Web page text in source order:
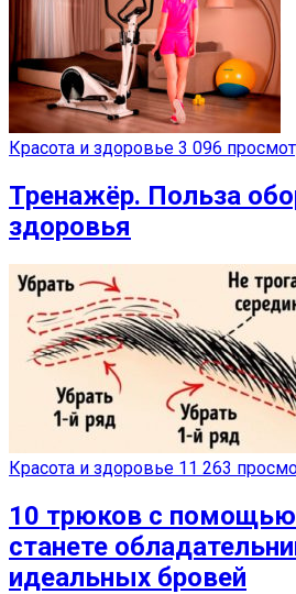
Красота и здоровье 3 096
Тренажёр. Польза
здоровья
Красота и здоровье 11 263
10 трюков с
станете
идеальных бровей